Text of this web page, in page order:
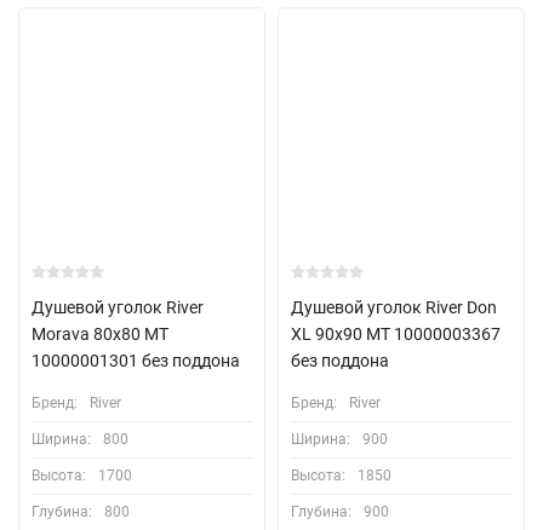
Душевой уголок River
Morava 80x80 МТ
10000001301 без поддона
Бренд: River
Ширина: 800
Высота: 1700
Глубина: 800
Душевой уголок River Don
XL 90x90 МТ 10000003367
без поддона
Бренд: River
Ширина: 900
Высота: 1850
Глубина: 900